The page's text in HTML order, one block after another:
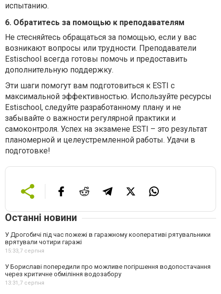
испытанию.
6. Обратитесь за помощью к преподавателям
Не стесняйтесь обращаться за помощью, если у вас
возникают вопросы или трудности. Преподаватели
Estischool всегда готовы помочь и предоставить
дополнительную поддержку.
Эти шаги помогут вам подготовиться к ESTI с
максимальной эффективностью. Используйте ресурсы
Estischool, следуйте разработанному плану и не
забывайте о важности регулярной практики и
самоконтроля. Успех на экзамене ESTI – это результат
планомерной и целеустремленной работы. Удачи в
подготовке!
Останні новини
У Дрогобичі під час пожежі в гаражному кооперативі рятувальники
врятували чотири гаражі
15:33, 7 серпня
У Бориславі попередили про можливе погіршення водопостачання
через критичне обміління водозабору
13:31, 7 серпня